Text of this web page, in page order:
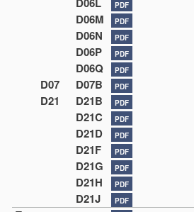
PDF
D06M PDF
D06N PDF
D06P PDF
D06Q PDF
D07 D07B PDF
D21 D21B PDF
D21C PDF
D21D PDF
D21F PDF
D21G PDF
D21H PDF
D21J PDF